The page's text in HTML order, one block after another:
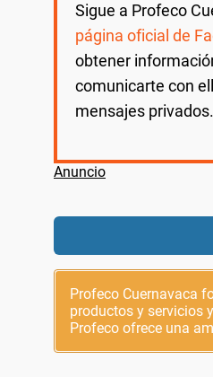
Sigue a Profeco
página oficial de
obtener
comunicarte con
mensajes privados.
Profeco Cuernavaca
productos y servicios
Profeco ofrece una